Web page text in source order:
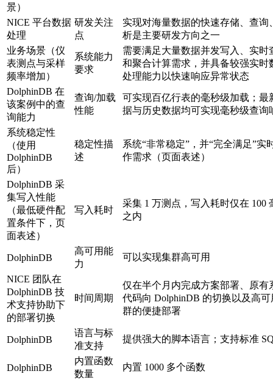
景）
NICE 平台数据
处理
研发关注
点
实现对海量数据的快速存储、查询
析是主要研发方向之一
业务场景（仪
表测点与采样
频率增加）
系统能力
要求
需要满足大量数据并发写入、实时
和聚合计算需求，并具备较强实时
处理能力以快速响应异常状态
DolphinDB 在
该案例中的查
询能力
查询/加载
性能
可实现百亿行表的毫秒级加载；最
据与历史数据均可实现毫秒级查询
系统稳定性
（使用
DolphinDB
后）
稳定性描
述
系统“非常稳定”，并“完全满足”实
作需求（页面表述）
DolphinDB 采
集写入性能
（最低硬件配
置条件下，页
面表述）
写入耗时
采集 1 万测点，写入耗时仅在 100
之内
DolphinDB
高可用能
力
可以实现集群高可用
NICE 团队在
DolphinDB 技
术支持协助下
的部署切换
时间周期
仅在半个月内完成方案部署、原有
代码向 DolphinDB 的切换以及高可
群的便捷部署
DolphinDB
语言与标
准支持
提供强大的脚本语言；支持标准
DolphinDB
内置函数
数量
内置 1000 多个函数